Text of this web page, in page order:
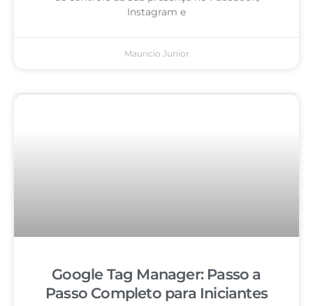
Instagram e
Mauricio Junior
Google Tag Manager: Passo a
Passo Completo para Iniciantes